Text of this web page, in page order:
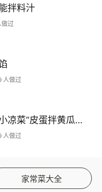
拌料汁
做过
人做过
夏日开胃小凉菜“皮蛋拌黄瓜🥒”开胃减脂
人做过
家常菜大全